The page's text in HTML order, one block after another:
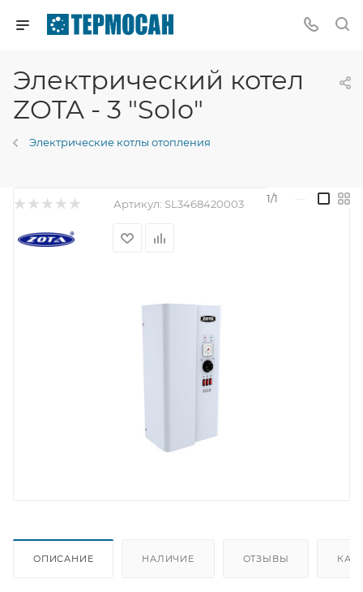
Электрический котел
ZOTA - 3 "Solo"
Электрические котлы отопления
Артикул: SL3468420003
ОПИСАНИЕ НАЛИЧИЕ ОТЗЫВЫ КАК
1/1